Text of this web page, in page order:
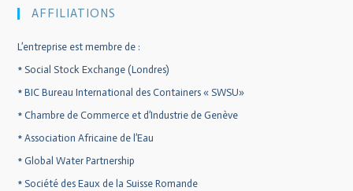
AFFILIATIONS
L’entreprise est membre de :
* Social Stock Exchange (Londres)
*BIC Bureau International des Containers « SWSU»
*Chambre de Commerce et d’Industrie de Genève
*Association Africaine de l’Eau
*Global Water Partnership
* Société des Eaux de la Suisse Romande